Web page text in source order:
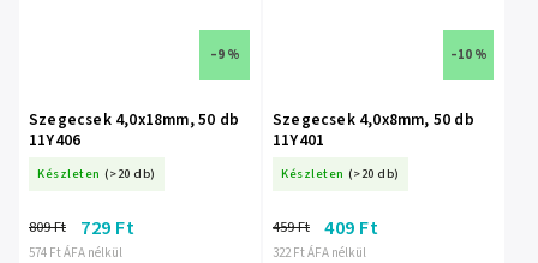
–9 %
Szegecsek 4,0x18mm, 50 db
11Y406
Készleten (>20 db)
574 Ft ÁFA nélkül
809 Ft 729 Ft
–10 %
Szegecsek 4,0x8mm, 50 db
11Y401
Készleten (>20 db)
322 Ft ÁFA nélkül
459 Ft 409 Ft